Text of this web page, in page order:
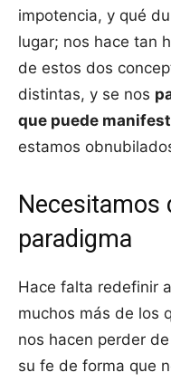
impotencia, y qué
lugar; nos hace tan
de estos dos
distintas, y se nos
que puede
estamos
Necesitamos
paradigma
Hace falta redefinir
muchos más de los
nos hacen perder
su fe de forma que